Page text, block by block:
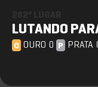
LUTANDO
O OURO 0 P PRATA